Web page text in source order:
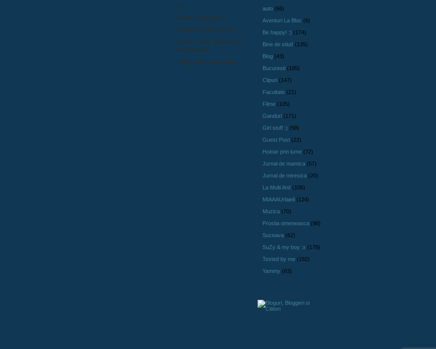
13!
Ganduri de Anul Nou
Ganduri de Mos Nicolae
Beauty review: Summer Kit
de la Sensiblu
Happy many years to us!
auto (66)
Aventuri La Bloc (6)
Be happy! :) (174)
Bine de stiut! (135)
Blog (43)
Bucuresti (185)
Clipuri (147)
Facultate (21)
Filme (105)
Ganduri (171)
Girl stuff :) (58)
Guest Post (22)
Hoinar prin lume (72)
Jurnal de mamica (57)
Jurnal de miresica (20)
La Multi Ani! (106)
MIAAAUrlaieli (124)
Muzica (70)
Prostia omeneasca (98)
Suceava (62)
SuZy & my boy :x (178)
Tested by me (192)
Yammy (63)